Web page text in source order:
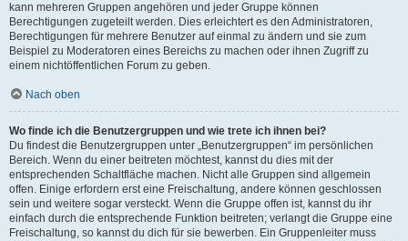
kann mehreren Gruppen angehören und jeder Gruppe können
Berechtigungen zugeteilt werden. Dies erleichtert es den Administratoren,
Berechtigungen für mehrere Benutzer auf einmal zu ändern und sie zum
Beispiel zu Moderatoren eines Bereichs zu machen oder ihnen Zugriff zu
einem nichtöffentlichen Forum zu geben.
Nach oben
Wo finde ich die Benutzergruppen und wie trete ich ihnen bei?
Du findest die Benutzergruppen unter „Benutzergruppen“ im persönlichen
Bereich. Wenn du einer beitreten möchtest, kannst du dies mit der
entsprechenden Schaltfläche machen. Nicht alle Gruppen sind allgemein
offen. Einige erfordern erst eine Freischaltung, andere können geschlossen
sein und weitere sogar versteckt. Wenn die Gruppe offen ist, kannst du ihr
einfach durch die entsprechende Funktion beitreten; verlangt die Gruppe eine
Freischaltung, so kannst du dich für sie bewerben. Ein Gruppenleiter muss